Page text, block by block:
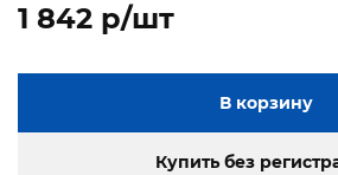
1 842 p/шт
В корзину
Купить без